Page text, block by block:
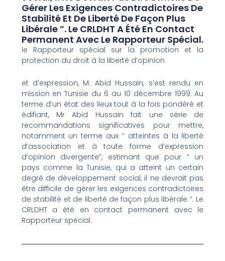
Gérer Les Exigences Contradictoires De
Stabilité Et De Liberté De Façon Plus
Libérale ”. Le CRLDHT A Été En Contact
Permanent Avec Le Rapporteur Spécial.
le Rapporteur spécial sur la promotion et la
protection du droit à la liberté d’opinion
et d’expression, M. Abid Hussain, s’est rendu en
mission en Tunisie du 6 au 10 décembre 1999. Au
terme d’un état des lieux tout à la fois pondéré et
édifiant, Mr Abid Hussain fait une série de
recommandations significatives pour mettre,
notamment un terme aux “ atteintes à la liberté
d’association et à toute forme d’expression
d’opinion divergente”, estimant que pour “ un
pays comme la Tunisie, qui a atteint un certain
degré de développement social, il ne devrait pas
être difficile de gérer les exigences contradictoires
de stabilité et de liberté de façon plus libérale ”. Le
CRLDHT a été en contact permanent avec le
Rapporteur spécial.
Prev